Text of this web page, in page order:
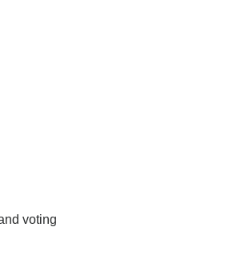
voting